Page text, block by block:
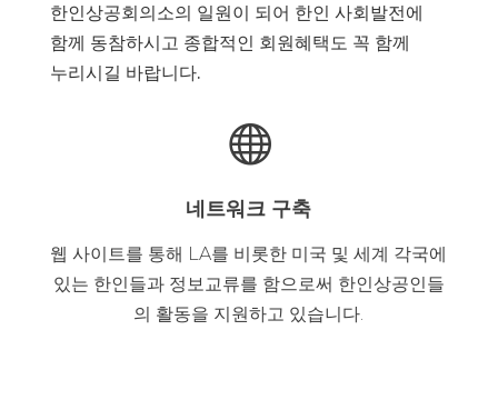
한인상공회의소의 일원이 되어 한인 사회발전에
함께 동참하시고 종합적인 회원혜택도 꼭 함께
누리시길 바랍니다.

네트워크 구축
웹 사이트를 통해 LA를 비롯한 미국 및 세계 각국에
있는 한인들과 정보교류를 함으로써 한인상공인들
의 활동을 지원하고 있습니다.